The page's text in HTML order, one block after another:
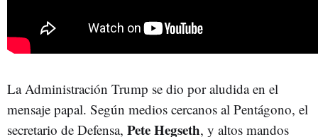
La Administración Trump se dio por aludida en el
mensaje papal. Según medios cercanos al Pentágono, el
secretario de Defensa, Pete Hegseth, y altos mandos